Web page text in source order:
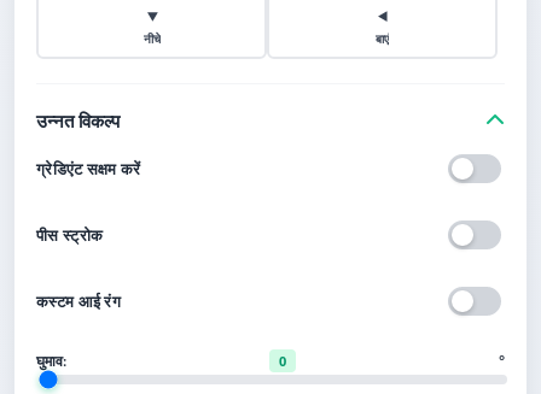
▾
नीचे
◂
बाएं
उन्नत विकल्प
ग्रेडिएंट सक्षम करें
पीस स्ट्रोक
कस्टम आई रंग
घुमाव: 0 °